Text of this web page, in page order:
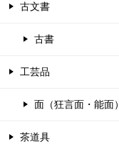
古文書
古書
工芸品
面（狂言面・能面）
茶道具